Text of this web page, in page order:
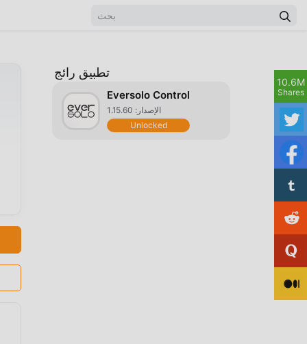
تطبيق رائج
Eversolo Control
الإصدار: 1.15.60
Unlocked
10.6M
Shares